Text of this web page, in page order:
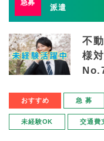
派遣
不
様
おすすめ 急 募
未経験OK 交通費